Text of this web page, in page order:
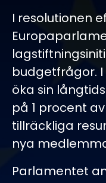
I resolutionen
budgetfrågor.
öka sin
på 1 procent
tillräckliga
nya
Parlamentet